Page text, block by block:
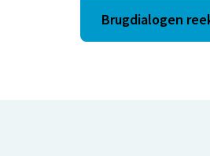
Brugdialogen